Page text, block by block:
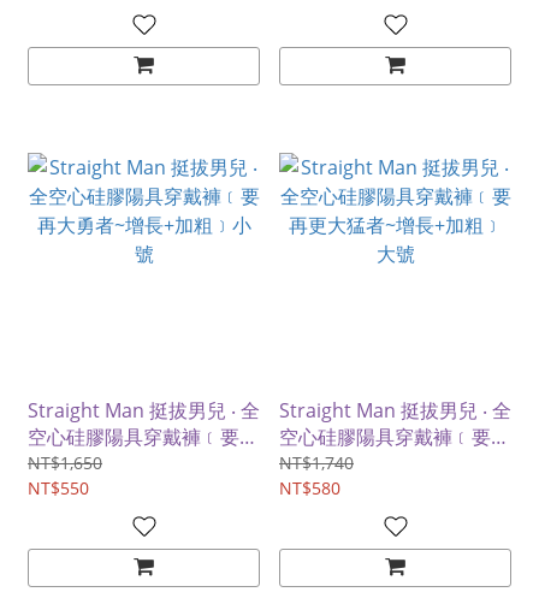
Straight Man 挺拔男兒 ‧ 全
空心硅膠陽具穿戴褲﹝要再
大勇者~增長+加粗﹞小號
NT$1,650
NT$550
Straight Man 挺拔男兒 ‧ 全
空心硅膠陽具穿戴褲﹝要再
更大猛者~增長+加粗﹞大
號
NT$1,740
NT$580